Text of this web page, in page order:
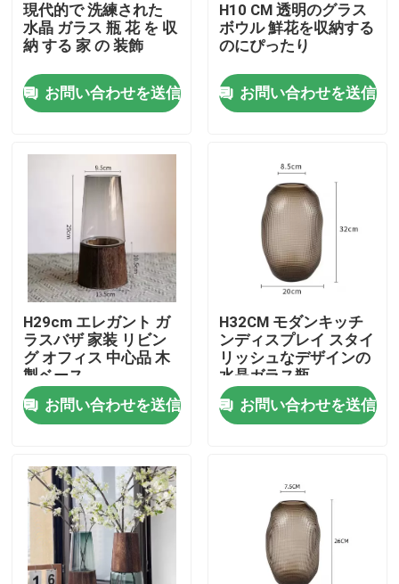
わたしたち に つい て
工場 ツアー
品質管理
連絡 ください
引金 を 求め て ください
ガラス奉納の蝋燭ホールダー
ガラス拡散器のびん
現代的で 洗練された
水晶 ガラス 瓶 花 を 収
納 する 家 の 装飾
お問い合わせを送信
H10 CM 透明のグラス
ボウル 鮮花を収納する
のにぴったり
お問い合わせを送信
H29cm エレガント ガ
ラスバザ 家装 リビン
グ オフィス 中心品 木
製ベース
お問い合わせを送信
H32CM モダンキッチ
ンディスプレイ スタイ
リッシュなデザインの
水晶ガラス瓶
お問い合わせを送信